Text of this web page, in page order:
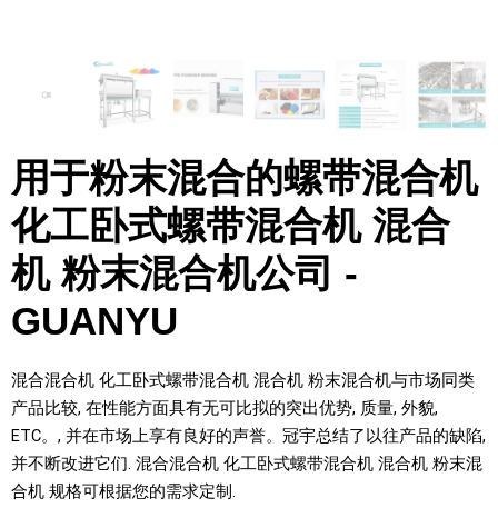
用于粉末混合的螺带混合机
化工卧式螺带混合机 混合
机 粉末混合机公司 -
GUANYU
混合混合机 化工卧式螺带混合机 混合机 粉末混合机与市场同类
产品比较, 在性能方面具有无可比拟的突出优势, 质量, 外貌,
ETC。, 并在市场上享有良好的声誉。冠宇总结了以往产品的缺陷,
并不断改进它们. 混合混合机 化工卧式螺带混合机 混合机 粉末混
合机 规格可根据您的需求定制.